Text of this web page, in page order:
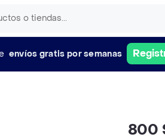
envíos gratis por semanas
800